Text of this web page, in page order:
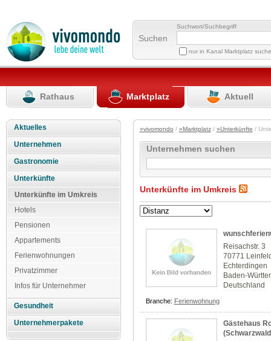
Suchen
Suchwort/Suchbegriff
nur in Kanal Marktplatz
Rathaus Marktplatz Aktuell
Aktuelles
Unternehmen
Gastronomie
Unterkünfte
Unterkünfte im Umkreis
Hotels
Pensionen
Appartements
Ferienwohnungen
Privatzimmer
Infos für Unternehmer
Gesundheit
Unternehmerpakete
»vivomondo / »Marktplatz/ »Unterkünfte /
Unternehmen suchen
Unterkünfte im Umkreis
Reisachstr. 3
70771
Echterdingen
Baden-
Deutschland
Branche: Ferienwohnung
Gästehaus